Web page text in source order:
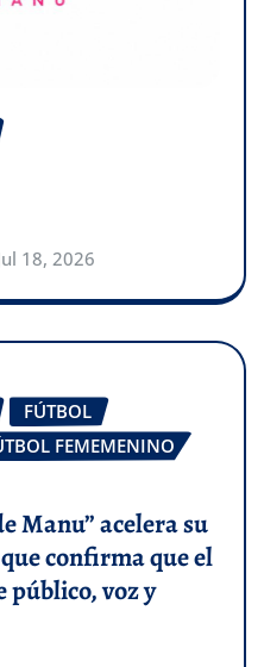
18, 2026
FÚTBOL
FEMEMENINO
Manu” acelera su
confirma que el
voz y